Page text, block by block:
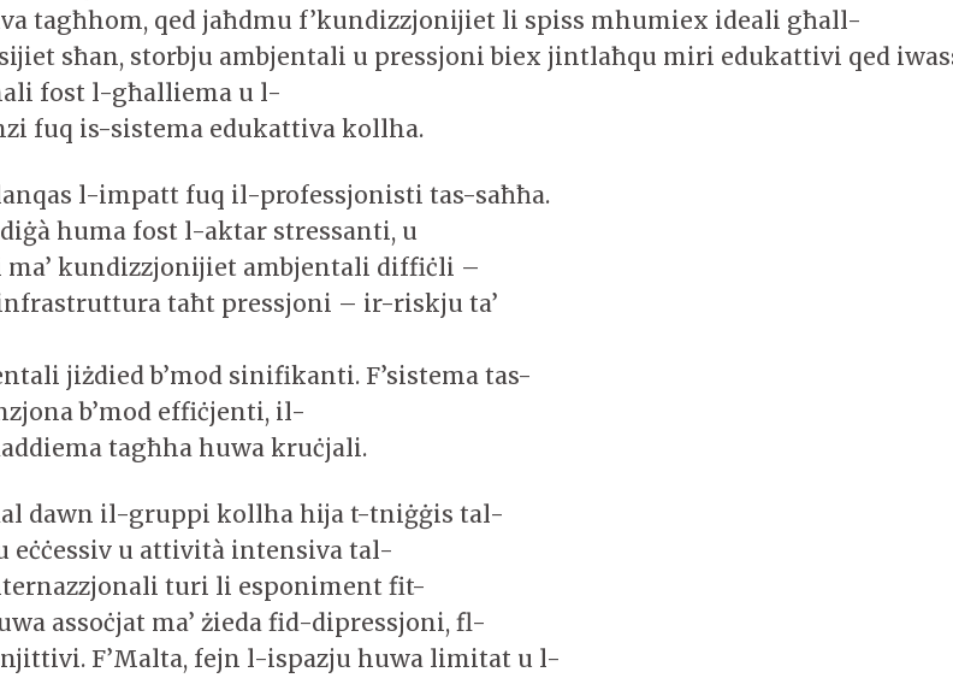
tagħhom, qed jaħdmu f’kundizzjonijiet li spiss mhumiex ideali għall-
sħan, storbju ambjentali u pressjoni biex jintlaħqu miri edukattivi qed
fost l-għalliema u l-
fuq is-sistema edukattiva kollha.
l-impatt fuq il-professjonisti tas-saħħa.
huma fost l-aktar stressanti, u
kundizzjonijiet ambjentali diffiċli –
taħt pressjoni – ir-riskju ta’
jiżdied b’mod sinifikanti. F’sistema tas-
b’mod effiċjenti, il-
tagħha huwa kruċjali.
dawn il-gruppi kollha hija t-tniġġis tal-
eċċessiv u attività intensiva tal-
turi li esponiment fit-
assoċjat ma’ żieda fid-dipressjoni, fl-
F’Malta, fejn l-ispazju huwa limitat u l-